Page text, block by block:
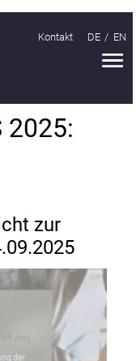
Kontakt DE EN
2025:
zur